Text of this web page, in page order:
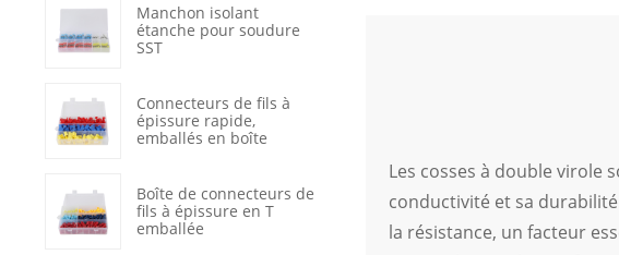
Manchon isolant
étanche pour soudure
SST
Connecteurs de fils à
épissure rapide,
emballés en boîte
Boîte de connecteurs de
fils à épissure en T
emballée
Les cosses à double virole
conductivité et sa
la résistance, un facteur